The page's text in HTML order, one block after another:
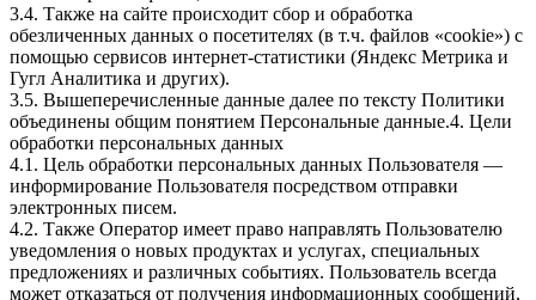
3.4. Также на сайте происходит сбор и обработка
обезличенных данных о посетителях (в т.ч. файлов «cookie») с
помощью сервисов интернет-статистики (Яндекс Метрика и
Гугл Аналитика и других).
3.5. Вышеперечисленные данные далее по тексту Политики
объединены общим понятием Персональные данные.4. Цели
обработки персональных данных
4.1. Цель обработки персональных данных Пользователя —
информирование Пользователя посредством отправки
электронных писем.
4.2. Также Оператор имеет право направлять Пользователю
уведомления о новых продуктах и услугах, специальных
предложениях и различных событиях. Пользователь всегда
может отказаться от получения информационных сообщений,